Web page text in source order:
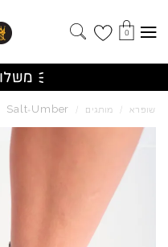
0
שופרא / מותגים /
Salt+ Umber